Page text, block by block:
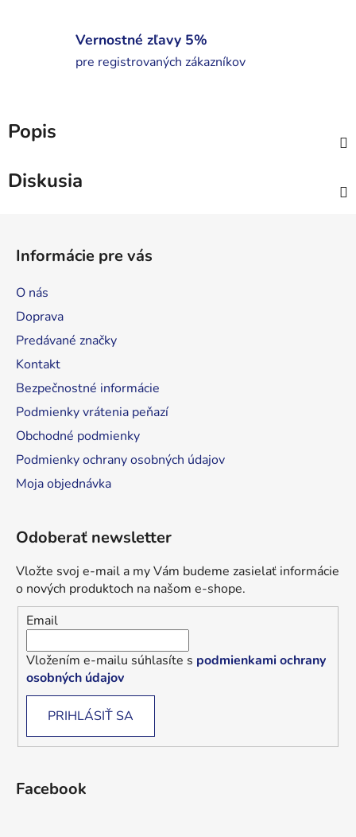
Vernostné zľavy 5%
pre registrovaných zákazníkov
Popis
Diskusia
Informácie pre vás
O nás
Doprava
Predávané značky
Kontakt
Bezpečnostné informácie
Podmienky vrátenia peňazí
Obchodné podmienky
Podmienky ochrany osobných údajov
Moja objednávka
Odoberať newsletter
Vložte svoj e-mail a my Vám budeme zasielať informácie
o nových produktoch na našom e-shope.
Email
Vložením e-mailu súhlasíte s podmienkami ochrany
osobných údajov
PRIHLÁSIŤ SA
Facebook